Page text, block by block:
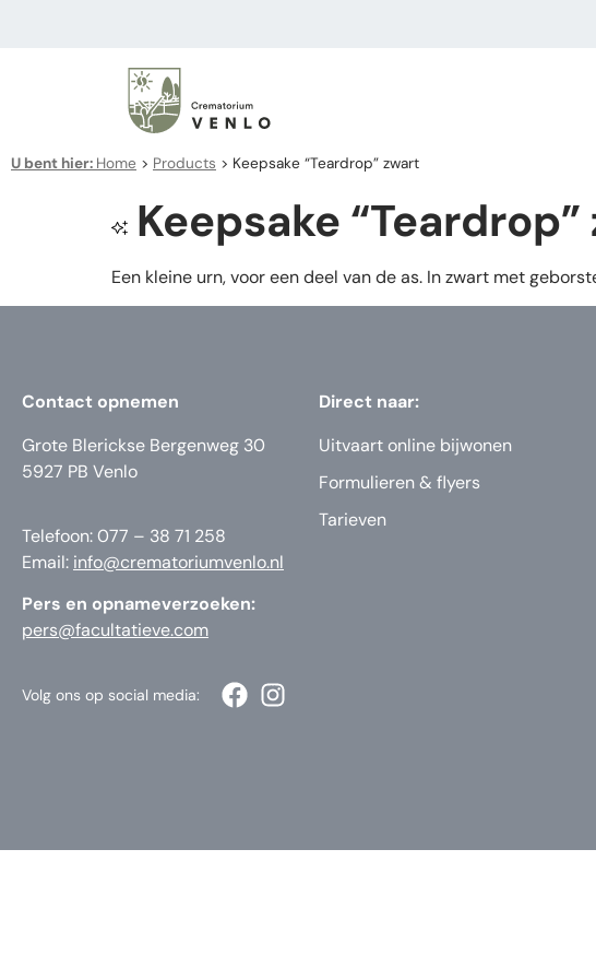
U bent hier: Home > Products > Keepsake “Teardrop” zwart
Keepsake
Een kleine urn, voor een deel van de as. In zwart met
Contact opnemen
Grote Blerickse Bergenweg 30
5927 PB Venlo
Telefoon: 077 – 38 71 258
Email: info@crematoriumvenlo.nl
Pers en opnameverzoeken:
pers@facultatieve.com
Direct naar:
Uitvaart online bijwonen
Formulieren & flyers
Tarieven
Volg ons op social media: